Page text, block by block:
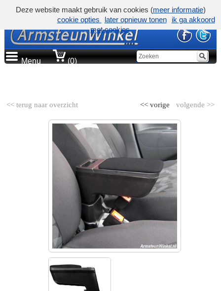
Menu (0)
<< terug naar overzicht volgende >>
<< vorige
Deze website maakt gebruik van cookies (meer informatie)
cookie opties
later opnieuw tonen
ik ga akkoord
met cookies